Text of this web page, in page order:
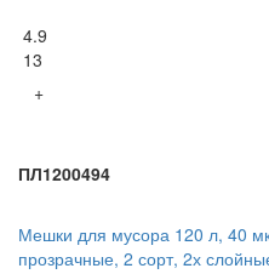
4.9
13
+
ПЛ1200494
Мешки для мусора 120 л, 40
прозрачные, 2 сорт, 2х